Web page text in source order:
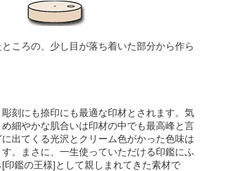
ころの、少し目が落ち着いた部分から作ら
刻にも捺印にも最適な印材とされます。気
細やかな肌合いは印材の中でも最高峰と言
出てくる光沢とクリーム色がかった色味は
。まさに、一生使っていただける印鑑にふ
印鑑の王様]として親しまれてきた素材で